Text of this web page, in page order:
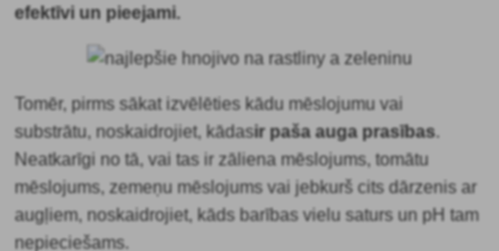
efektīvi un pieejami.
Tomēr, pirms sākat izvēlēties kādu mēslojumu vai
substrātu, noskaidrojiet, kādasir paša auga prasības.
Neatkarīgi no tā, vai tas ir zāliena mēslojums, tomātu
mēslojums, zemeņu mēslojums vai jebkurš cits dārzenis ar
augļiem, noskaidrojiet, kāds barības vielu saturs un pH tam
nepieciešams.